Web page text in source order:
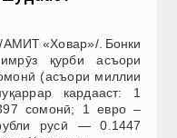
«Ховар»/. Бонки
қурби асъори
(асъори миллии
кардааст: 1
сомонӣ; 1 евро –
русӣ — 0.1447